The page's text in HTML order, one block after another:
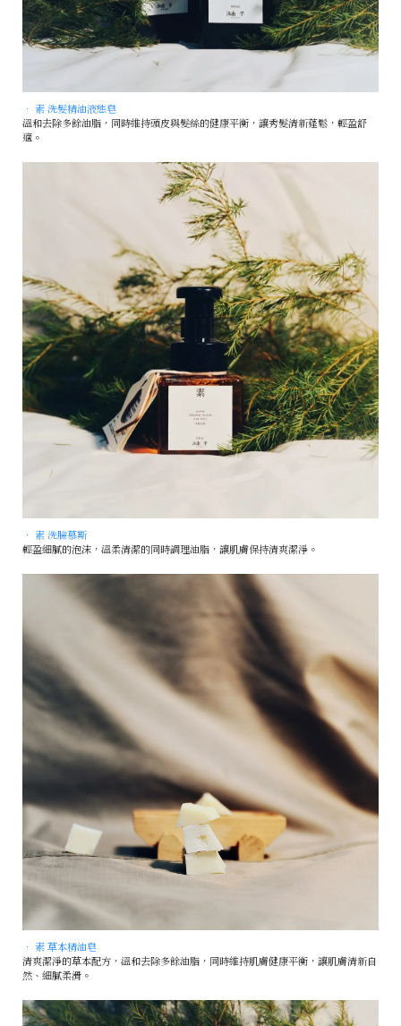
• 素 洗髮精油液態皂
溫和去除多餘油脂，同時維持頭皮與髮絲的健康平衡，讓秀髮清新蓬鬆，輕盈舒
適。
• 素 洗臉慕斯
輕盈細膩的泡沫，溫柔清潔的同時調理油脂，讓肌膚保持清爽潔淨。
• 素 草本精油皂
清爽潔淨的草本配方，溫和去除多餘油脂，同時維持肌膚健康平衡，讓肌膚清新自
然、細膩柔滑。